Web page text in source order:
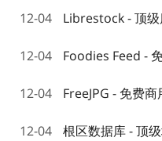
12-04 Librestock - 顶
12-04 Foodies Feed -
12-04 FreeJPG - 免费
12-04 根区数据库 - 顶